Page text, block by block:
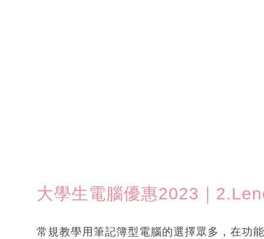
大學生電腦優惠2023｜
常規教學用筆記簿型電腦的選擇眾多，在功